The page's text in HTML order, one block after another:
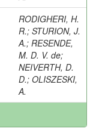
RODIGHERI, H.
R.; STURION, J.
A.; RESENDE,
M. D. V. de;
NEIVERTH, D.
D.; OLISZESKI,
A.